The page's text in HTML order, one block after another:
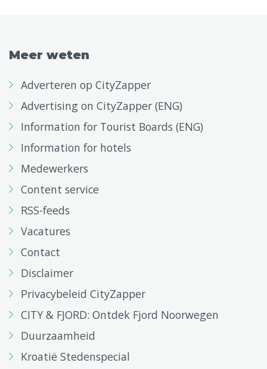
Meer weten
Adverteren op CityZapper
Advertising on CityZapper (ENG)
Information for Tourist Boards (ENG)
Information for hotels
Medewerkers
Content service
RSS-feeds
Vacatures
Contact
Disclaimer
Privacybeleid CityZapper
CITY & FJORD: Ontdek Fjord Noorwegen
Duurzaamheid
Kroatië Stedenspecial